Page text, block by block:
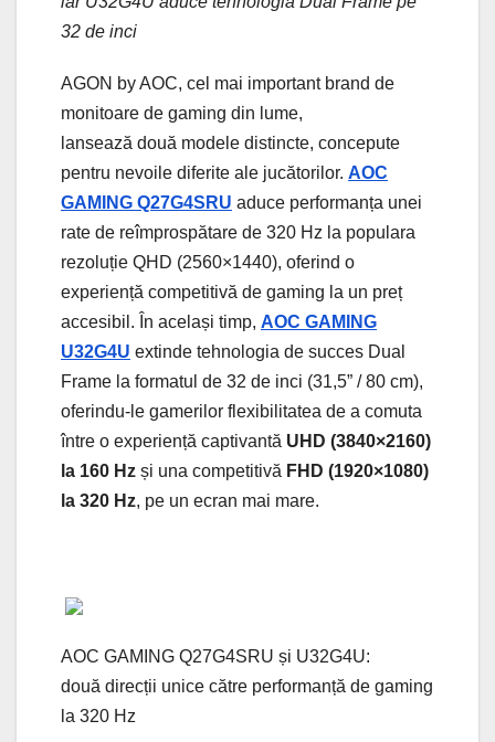
32 de inci
AGON by AOC, cel mai important brand de
monitoare de gaming din lume,
lansează două modele distincte, concepute
pentru nevoile diferite ale jucătorilor. AOC
GAMING Q27G4SRU aduce performanța unei
rate de reîmprospătare de 320 Hz la populara
rezoluție QHD (2560×1440), oferind o
experiență competitivă de gaming la un preț
accesibil. În același timp, AOC GAMING
U32G4U extinde tehnologia de succes Dual
Frame la formatul de 32 de inci (31,5” / 80 cm),
oferindu-le gamerilor flexibilitatea de a comuta
între o experiență captivantă UHD (3840×2160)
la 160 Hz și una competitivă FHD (1920×1080)
la 320 Hz, pe un ecran mai mare.
AOC GAMING Q27G4SRU și U32G4U:
două direcții unice către performanță de gaming
la 320 Hz